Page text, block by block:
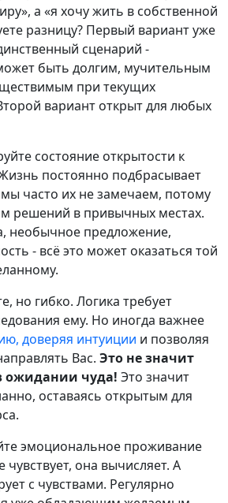
а «я хочу жить в собственной
разницу? Первый вариант уже
сценарий -
быть долгим, мучительным
при текущих
вариант открыт для любых
состояние открытости к
постоянно подбрасывает
часто их не замечаем, потому
решений в привычных местах.
необычное предложение,
- всё это может оказаться той
но гибко. Логика требует
ему. Но иногда важнее
доверяя интуиции и позволяя
Вас. Это не значит
ожидании чуда! Это значит
оставаясь открытым для
эмоциональное проживание
она вычисляет. А
с чувствами. Регулярно